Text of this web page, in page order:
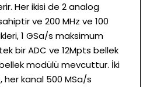
Her ikisi de 2 analog
ve 200 MHz ve 100
1 GSa/s maksimum
bir ADC ve 12Mpts bellek
modülü mevcuttur. İki
kanal 500 MSa/s